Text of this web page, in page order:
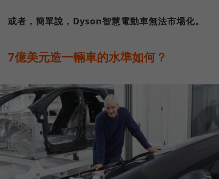
或者，簡單說，Dyson智慧電動車無法市場化。
7億美元造一輛車的水準如何？